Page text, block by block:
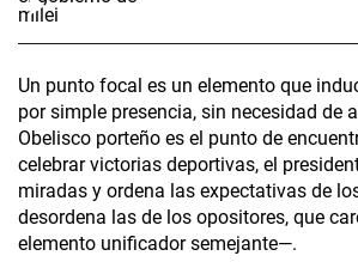
Un punto focal es un elemento que
por simple presencia, sin necesidad de
Obelisco porteño es el punto de
celebrar victorias deportivas, el
miradas y ordena las expectativas de
desordena las de los opositores, que
elemento unificador semejante—.